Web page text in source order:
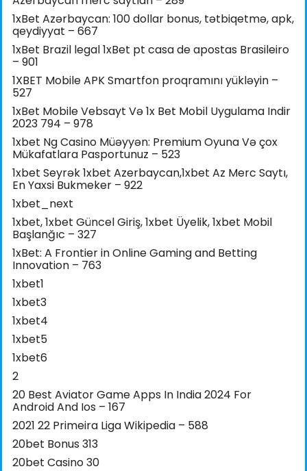
1xBet Azərbaycan: 100 dollar bonus, tətbiqetmə, apk,
qeydiyyat – 667
1xBet Brazil legal 1xBet pt casa de apostas Brasileiro
– 901
1XBET Mobile APK Smartfon proqramını yükləyin –
527
1xBet Mobile Vebsayt Və 1x Bet Mobil Uygulama Indir
2023 794 – 978
1xbet Ng Casino Müəyyən: Premium Oyuna Və çox
Mükafatlara Pasportunuz – 523
1xbet Seyrək 1xbet Azerbaycan,1xbet Az Merc Saytı,
En Yaxsi Bukmeker – 922
1xbet_next
1xbet, 1xbet Güncel Giriş, 1xbet Üyelik, 1xbet Mobil
Başlanğıc – 327
1xBet: A Frontier in Online Gaming and Betting
Innovation – 763
1xbet1
1xbet3
1xbet4
1xbet5
1xbet6
2
20 Best Aviator Game Apps In India 2024 For
Android And Ios – 167
2021 22 Primeira Liga Wikipedia – 588
20bet Bonus 313
20bet Casino 30